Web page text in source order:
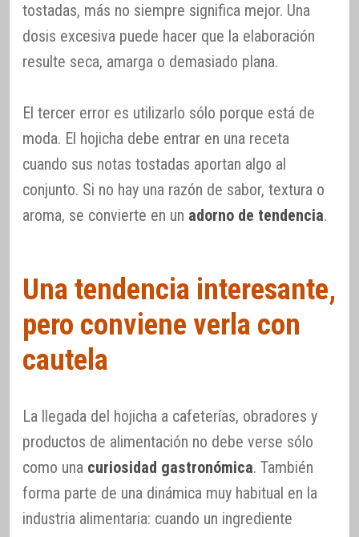
tostadas, más no siempre significa mejor. Una
dosis excesiva puede hacer que la elaboración
resulte seca, amarga o demasiado plana.
El tercer error es utilizarlo sólo porque está de
moda. El hojicha debe entrar en una receta
cuando sus notas tostadas aportan algo al
conjunto. Si no hay una razón de sabor, textura o
aroma, se convierte en un adorno de tendencia.
Una tendencia interesante,
pero conviene verla con
cautela
La llegada del hojicha a cafeterías, obradores y
productos de alimentación no debe verse sólo
como una curiosidad gastronómica. También
forma parte de una dinámica muy habitual en la
industria alimentaria: cuando un ingrediente